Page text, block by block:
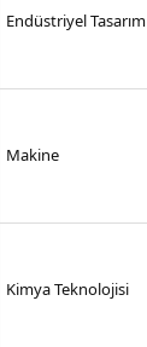
Endüstriyel Tasarım
Makine
Kimya Teknolojisi